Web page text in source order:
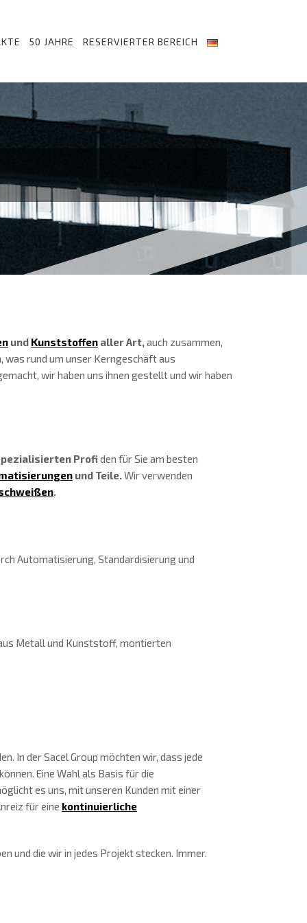
50 JAHRE RESERVIERTER BEREICH
und Kunststoffen aller Art,auch zusammen,
was rund um unser Kerngeschäft aus
wir haben uns ihnen gestellt und wir haben
Profi den für Sie am besten
und Teile.Wir verwenden
.
Automatisierung, Standardisierung und
Metall und Kunststoff, montierten
In der Sacel Group möchten wir, dass jede
Eine Wahl als Basis für die
es uns, mit unseren Kunden mit einer
für eine kontinuierliche
und die wir in jedes Projekt stecken. Immer.